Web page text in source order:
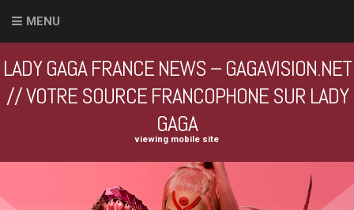
MENU
LADY GAGA FRANCE NEWS – GAGAVISION.NET
// VOTRE SOURCE FRANCOPHONE SUR LADY
GAGA
viewing mobile site